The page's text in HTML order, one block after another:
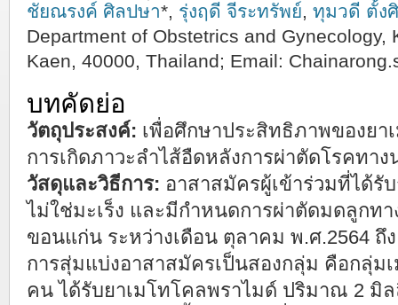
ชัยณรงค์ ศิลปษา*, รุ่งฤดี จีระทรัพย์, ทุมวดี ตั้ง
Department of Obstetrics and Gynecology,
Kaen, 40000, Thailand; Email:
บทคัดย่อ
วัตถุประสงค์: เพื่อศึกษาประสิทธิภาพของยา
การเกิดภาวะลำไส้อืดหลังการผ่าตัดโรคทาง
วัสดุและวิธีการ: อาสาสมัครผู้เข้าร่วมที่ได้รั
ไม่ใช่มะเร็ง และมีกำหนดการผ่าตัดมดลูกท
ขอนแก่น ระหว่างเดือน ตุลาคม พ.ศ.2564 ถึ
การสุ่มแบ่งอาสาสมัครเป็นสองกลุ่ม คือกลุ่ม
คน ได้รับยาเมโทโคลพราไมด์ ปริมาณ 2 มิ